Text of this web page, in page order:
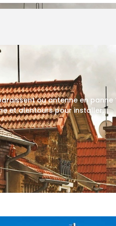
ou antenne en panne
et alentours pour installer,